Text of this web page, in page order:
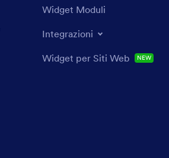
Widget Moduli
Integrazioni
Widget per Siti Web NEW